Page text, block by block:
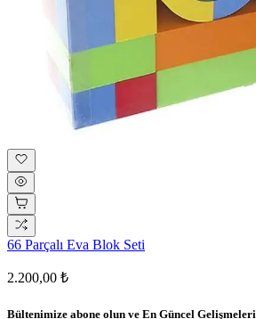
66 Parçalı Eva Blok Seti
2.200,00 ₺
Bültenimize abone olun ve En Güncel Gelişmeleri